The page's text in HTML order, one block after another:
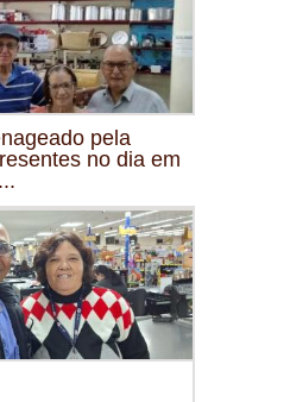
pela
no dia em